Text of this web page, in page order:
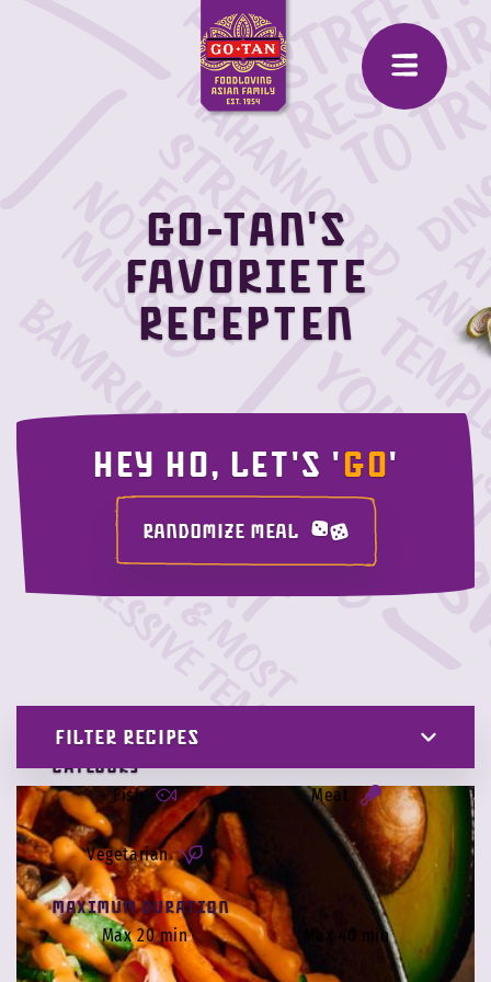
Go-Tan's
favoriete
recepten
Hey ho, let's 'GO'
RANDOMIZE MEAL
FILTER RECIPES
Category
Fish
Meat
Vegetarian
Maximum duration
Max 20 min
Max 40 min